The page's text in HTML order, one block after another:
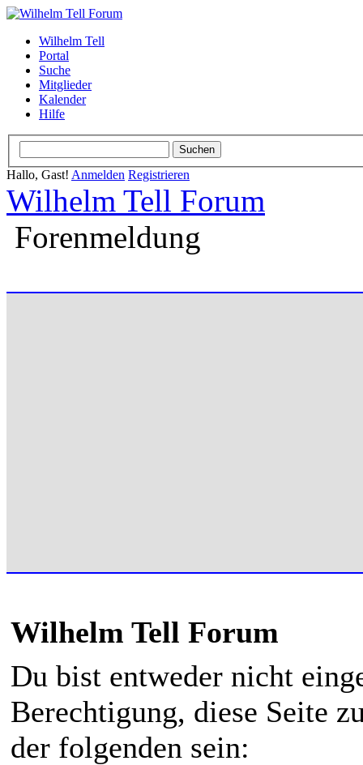
Wilhelm Tell
Portal
Suche
Mitglieder
Kalender
Hilfe
Hallo, Gast! Anmelden Registrieren
Wilhelm Tell Forum
Forenmeldung
Wilhelm Tell Forum
Du bist entweder nicht
Berechtigung, diese Seite
der folgenden sein: